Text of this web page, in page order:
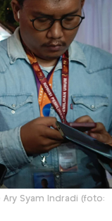
Ary Syam Indradi (foto: